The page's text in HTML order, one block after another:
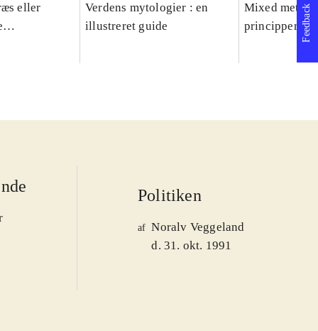
eller
Verdens mytologier : en
illustreret guide
Mixed
principper og
Politiken
af Noralv Veggeland
d. 31. okt. 1991
Feedback